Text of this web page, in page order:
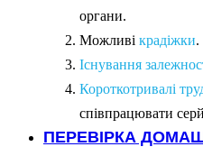
органи.
Можливі крадіжки.
Існування
Короткотривалі
співпрацювати
ПЕРЕВІРКА